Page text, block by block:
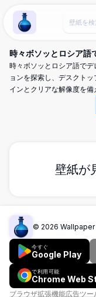
Wallpaper
時々ボソッとロシア語
時々ボソッとロシア語で
ョンを探索し、デスクト
インとクリアな解像度を備
壁紙が
© 2026
今すぐ
Google Play
で利用可能
Chrome Web
ブラウザ拡張機能広告ツー